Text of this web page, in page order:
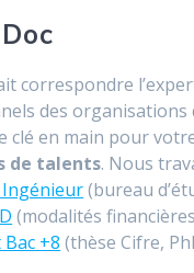
correspondre
des
clé en main pour
de talents. Nous
(bureau
(modalités
+8 (thèse Cifre,